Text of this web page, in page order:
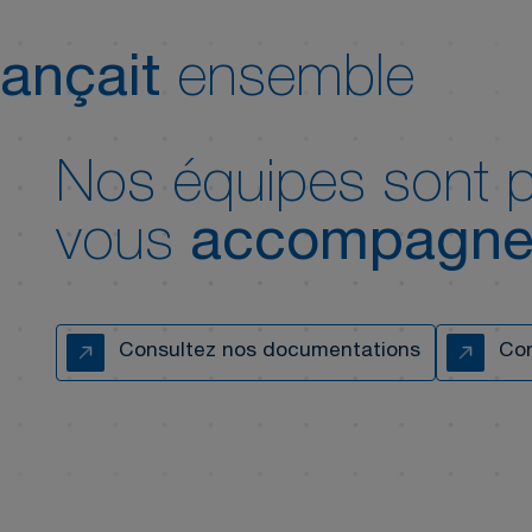
ensemble
Nos équipes sont
vous
Consultez nos documentations